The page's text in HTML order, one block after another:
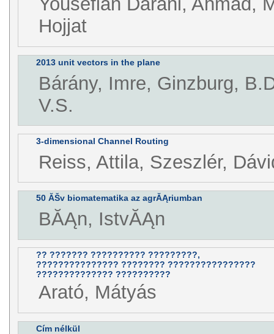
Hojjat
2013 unit vectors in the plane
Bárány, Imre, Ginzburg,
V.S.
3-dimensional Channel Routing
Reiss, Attila, Szeszlér,
50 ĂŠv biomatematika az agrĂĄriumban
BĂĄn, IstvĂĄn
?? ??????? ?????????? ?????????,
??????????????? ???????? ????????????????
?????????????? ??????????
Arató, Mátyás
Cím nélkül